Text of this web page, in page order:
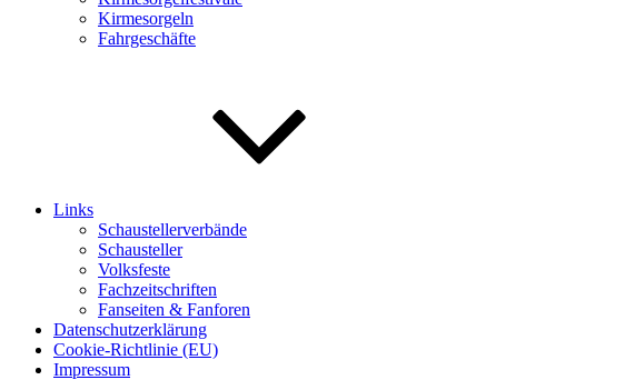
Kirmesorgeln
Fahrgeschäfte
Links
Schaustellerverbände
Schausteller
Volksfeste
Fachzeitschriften
Fanseiten & Fanforen
Datenschutzerklärung
Cookie-Richtlinie (EU)
Impressum